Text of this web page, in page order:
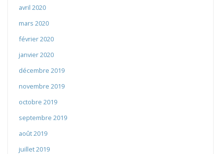
avril 2020
mars 2020
février 2020
janvier 2020
décembre 2019
novembre 2019
octobre 2019
septembre 2019
août 2019
juillet 2019